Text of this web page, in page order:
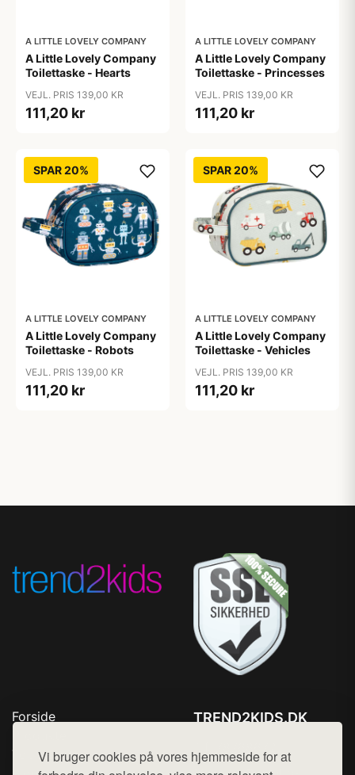
Vi bruger cookies på vores hjemmeside for at
A LITTLE LOVELY COMPANY
A Little Lovely Company
Toilettaske - Hearts
VEJL. PRIS 139,00 KR
111,20 kr
A LITTLE LOVELY COMPANY
A Little Lovely Company
Toilettaske - Princesses
VEJL. PRIS 139,00 KR
111,20 kr
SPAR 20%
A LITTLE LOVELY COMPANY
A Little Lovely Company
Toilettaske - Robots
VEJL. PRIS 139,00 KR
111,20 kr
SPAR 20%
A LITTLE LOVELY COMPANY
A Little Lovely Company
Toilettaske - Vehicles
VEJL. PRIS 139,00 KR
111,20 kr
Forside
Top Rabatter
TREND2KIDS.DK